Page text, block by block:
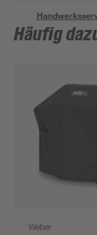
Häufig
Weber